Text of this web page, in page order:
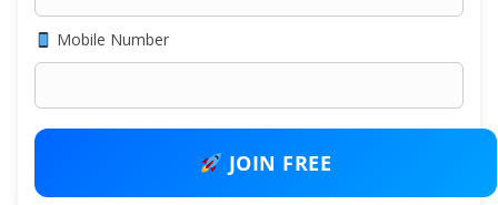
Mobile Number
JOIN FREE